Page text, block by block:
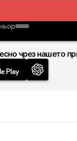
чрез нашето